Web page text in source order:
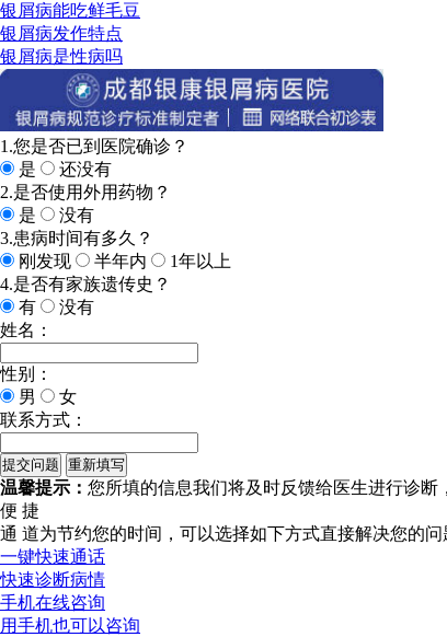
银屑病能吃鲜毛豆
银屑病发作特点
银屑病是性病吗
1.您是否已到医院确诊？
是
还没有
2.是否使用外用药物？
是
没有
3.患病时间有多久？
刚发现
半年内
1年以上
4.是否有家族遗传史？
有
没有
姓名：
性别：
男
女
联系方式：
温馨提示： 您所填的信息我们将及时反馈给医生进行诊
便 捷
通 道为节约您的时间，可以选择如下方式直接解决您的问
一键快速通话
快速诊断病情
手机在线咨询
用手机也可以咨询